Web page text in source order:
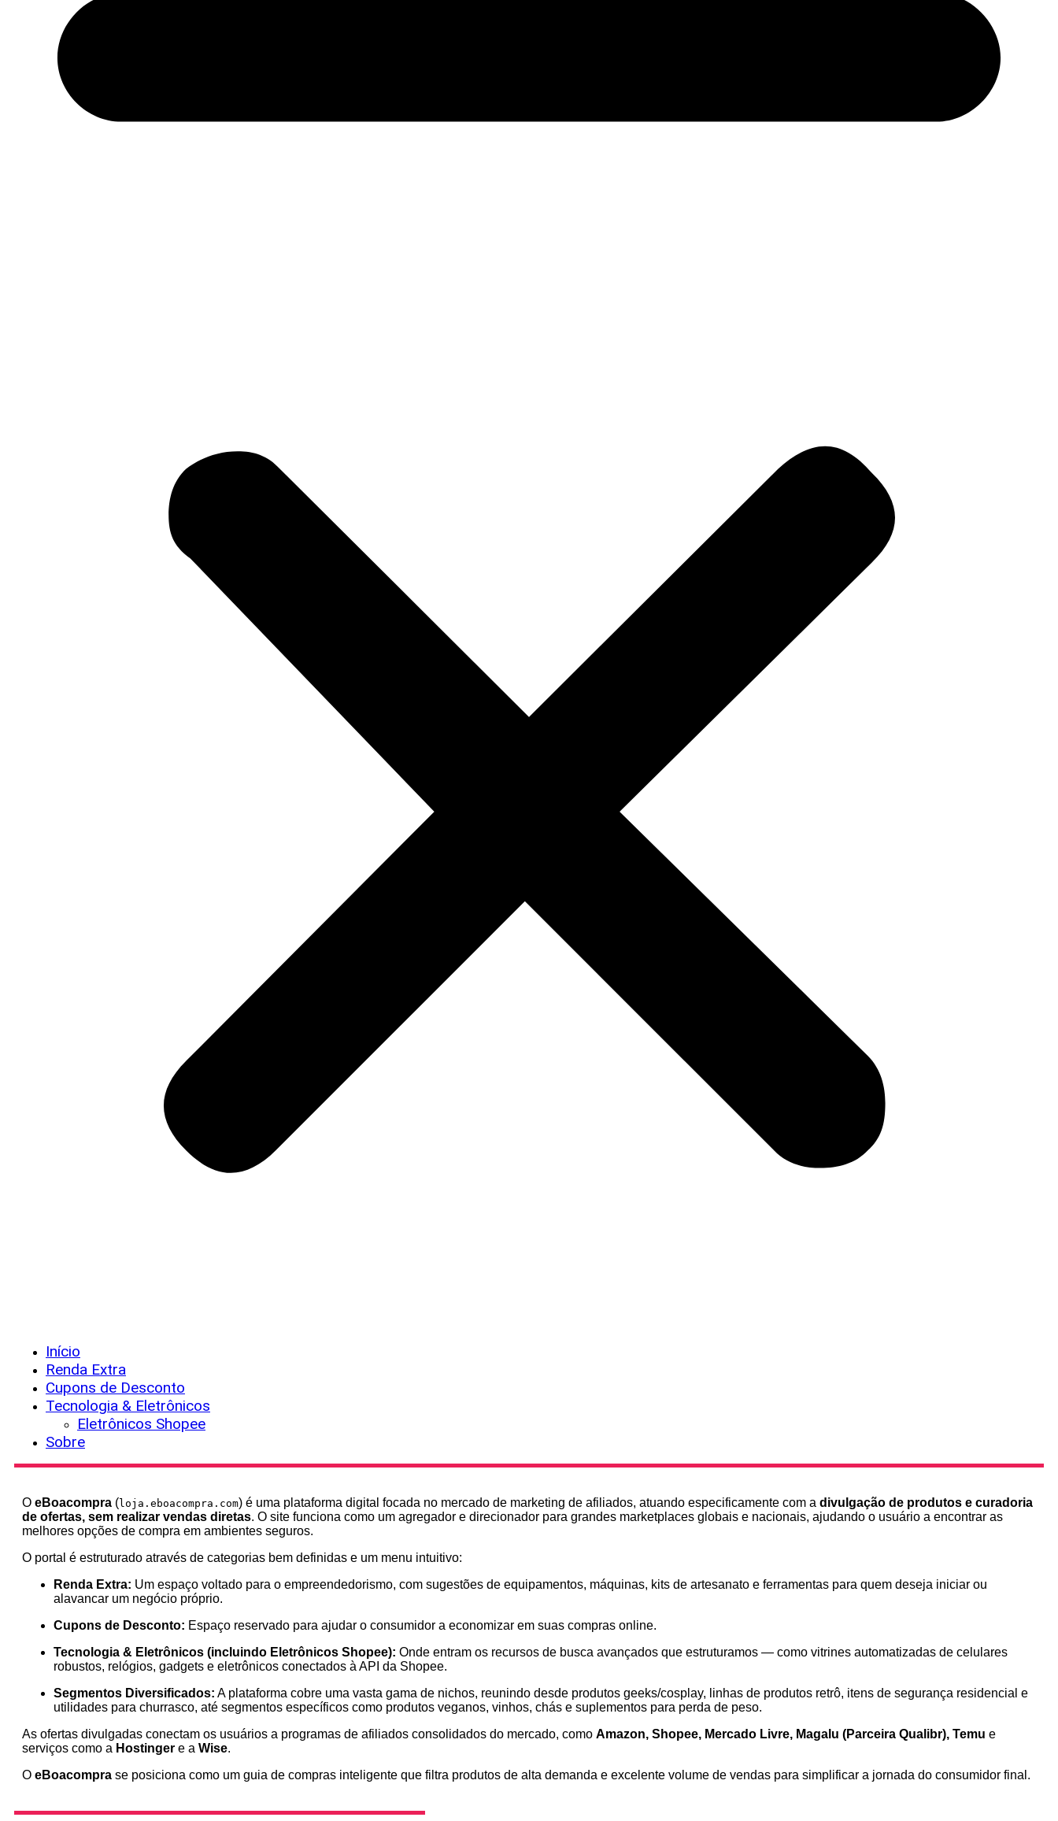
Início
Renda Extra
Cupons de Desconto
Tecnologia & Eletrônicos
Eletrônicos Shopee
Sobre
O eBoacompra (loja.eboacompra.com) é uma plataforma digital focada no mercado de marketing de afiliados, atuando especificamente com a divulgação de produtos e curadoria
de ofertas, sem realizar vendas diretas. O site funciona como um agregador e direcionador para grandes marketplaces globais e nacionais, ajudando o usuário a encontrar as
melhores opções de compra em ambientes seguros.
O portal é estruturado através de categorias bem definidas e um menu intuitivo:
Renda Extra: Um espaço voltado para o empreendedorismo, com sugestões de equipamentos, máquinas, kits de artesanato e ferramentas para quem deseja iniciar ou
alavancar um negócio próprio.
Cupons de Desconto: Espaço reservado para ajudar o consumidor a economizar em suas compras online.
Tecnologia & Eletrônicos (incluindo Eletrônicos Shopee): Onde entram os recursos de busca avançados que estruturamos — como vitrines automatizadas de celulares
robustos, relógios, gadgets e eletrônicos conectados à API da Shopee.
Segmentos Diversificados: A plataforma cobre uma vasta gama de nichos, reunindo desde produtos geeks/cosplay, linhas de produtos retrô, itens de segurança residencial e
utilidades para churrasco, até segmentos específicos como produtos veganos, vinhos, chás e suplementos para perda de peso.
As ofertas divulgadas conectam os usuários a programas de afiliados consolidados do mercado, como Amazon, Shopee, Mercado Livre, Magalu (Parceira Qualibr), Temu e
serviços como a Hostinger e a Wise.
O eBoacompra se posiciona como um guia de compras inteligente que filtra produtos de alta demanda e excelente volume de vendas para simplificar a jornada do consumidor final.